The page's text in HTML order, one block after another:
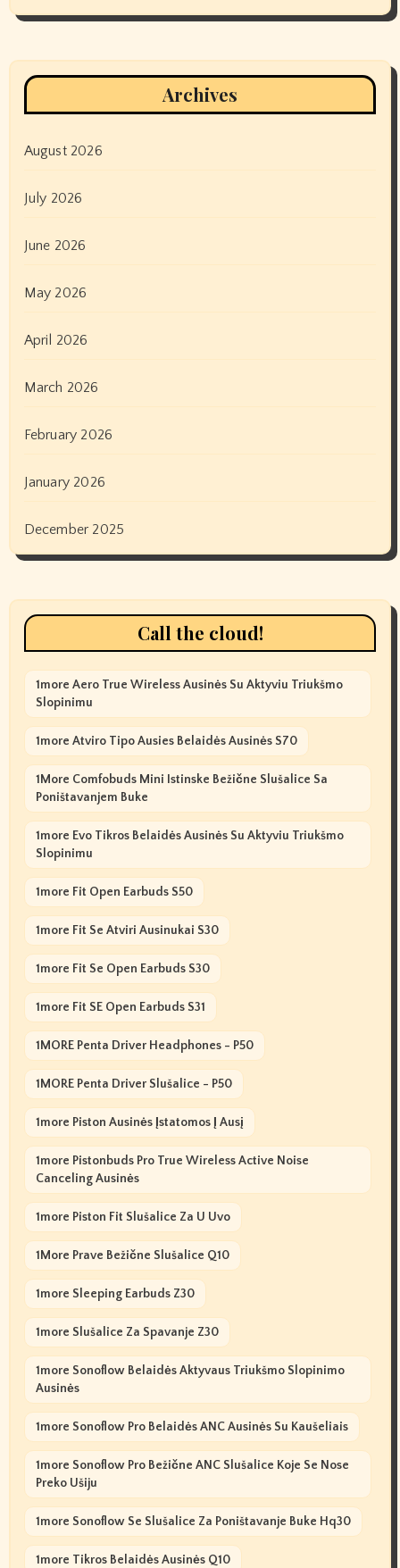
Archives
August 2026
July 2026
June 2026
May 2026
April 2026
March 2026
February 2026
January 2026
December 2025
Call the cloud!
1more Aero True Wireless Ausinės Su Aktyviu Triukšmo
Slopinimu
1more Atviro Tipo Ausies Belaidės Ausinės S70
1More Comfobuds Mini Istinske Bežične Slušalice Sa
Poništavanjem Buke
1more Evo Tikros Belaidės Ausinės Su Aktyviu Triukšmo
Slopinimu
1more Fit Open Earbuds S50
1more Fit Se Atviri Ausinukai S30
1more Fit Se Open Earbuds S30
1more Fit SE Open Earbuds S31
1MORE Penta Driver Headphones - P50
1MORE Penta Driver Slušalice - P50
1more Piston Ausinės Įstatomos Į Ausį
1more Pistonbuds Pro True Wireless Active Noise
Canceling Ausinės
1more Piston Fit Slušalice Za U Uvo
1More Prave Bežične Slušalice Q10
1more Sleeping Earbuds Z30
1more Slušalice Za Spavanje Z30
1more Sonoflow Belaidės Aktyvaus Triukšmo Slopinimo
Ausinės
1more Sonoflow Pro Belaidės ANC Ausinės Su Kaušeliais
1more Sonoflow Pro Bežične ANC Slušalice Koje Se Nose
Preko Ušiju
1more Sonoflow Se Slušalice Za Poništavanje Buke Hq30
1more Tikros Belaidės Ausinės Q10